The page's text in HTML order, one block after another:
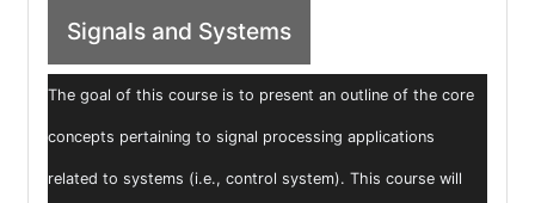
Signals and Systems
The goal of this course is to present an outline of the core
concepts pertaining to signal processing applications
related to systems (i.e., control system). This course will